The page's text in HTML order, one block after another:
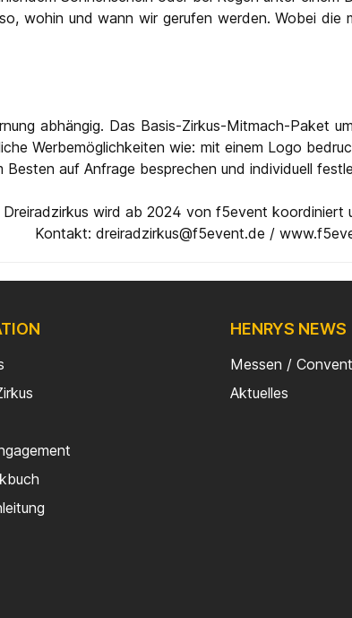
wohin und wann wir gerufen werden. Wobei
abhängig. Das Basis-Zirkus-Mitmach-Paket
Werbemöglichkeiten wie: mit einem Logo
auf Anfrage besprechen und individuell
Dreiradzirkus wird ab 2024 von f5event koordiniert
Kontakt: dreiradzirkus@f5event.de /
HENRYS NEWS
Messen /
Aktuelles